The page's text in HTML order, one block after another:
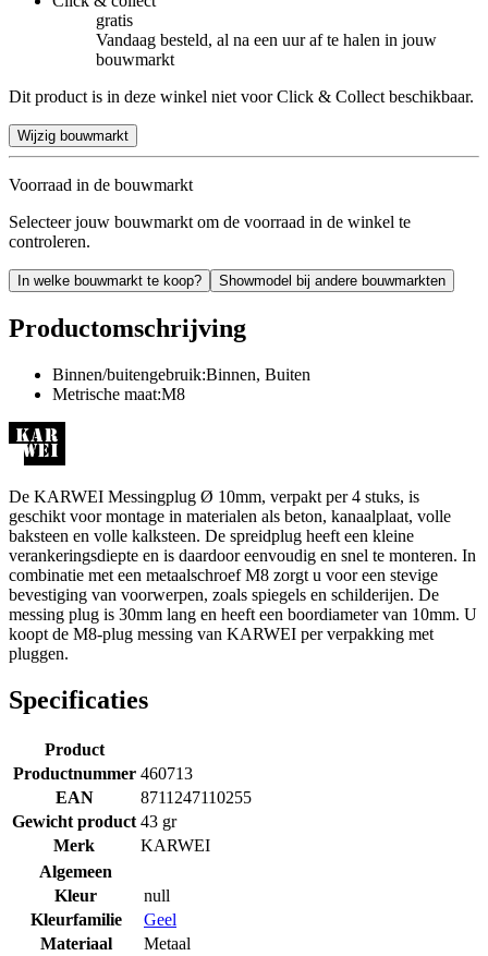
gratis
Vandaag besteld, al na een uur af te halen in jouw
bouwmarkt
Dit product is in deze winkel niet voor Click & Collect beschikbaar.
Wijzig bouwmarkt
Voorraad in de bouwmarkt
Selecteer jouw bouwmarkt om de voorraad in de winkel te
controleren.
In welke bouwmarkt te koop? Showmodel bij andere bouwmarkten
Productomschrijving
Binnen/buitengebruik:Binnen, Buiten
Metrische maat:M8
De KARWEI Messingplug Ø 10mm, verpakt per 4 stuks, is
geschikt voor montage in materialen als beton, kanaalplaat, volle
baksteen en volle kalksteen. De spreidplug heeft een kleine
verankeringsdiepte en is daardoor eenvoudig en snel te monteren. In
combinatie met een metaalschroef M8 zorgt u voor een stevige
bevestiging van voorwerpen, zoals spiegels en schilderijen. De
messing plug is 30mm lang en heeft een boordiameter van 10mm. U
koopt de M8-plug messing van KARWEI per verpakking met
pluggen.
Specificaties
Product
Productnummer 460713
EAN
8711247110255
Gewicht product 43 gr
Merk
KARWEI
Algemeen
Kleur
null
Kleurfamilie
Geel
Materiaal
Metaal